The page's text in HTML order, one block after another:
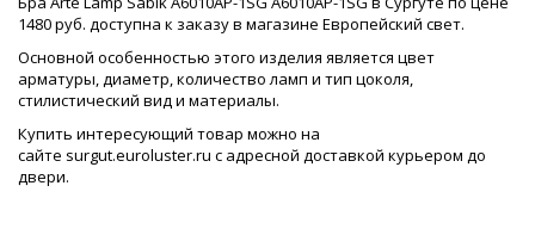
1480 руб. доступна к заказу в магазине Европейский свет.
Основной особенностью этого изделия является цвет
арматуры, диаметр, количество ламп и тип цоколя,
стилистический вид и материалы.
Купить интересующий товар можно на
сайте surgut.euroluster.ru с адресной доставкой курьером до
двери.